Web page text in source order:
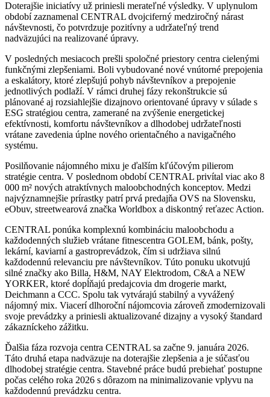
Doterajšie iniciatívy už priniesli merateľné výsledky. V uplynulom
období zaznamenal CENTRAL dvojciferný medziročný nárast
návštevnosti, čo potvrdzuje pozitívny a udržateľný trend
nadväzujúci na realizované úpravy.
V posledných mesiacoch prešli spoločné priestory centra cielenými
funkčnými zlepšeniami. Boli vybudované nové vnútorné prepojenia
a eskalátory, ktoré zlepšujú pohyb návštevníkov a prepojenie
jednotlivých podlaží. V rámci druhej fázy rekonštrukcie sú
plánované aj rozsiahlejšie dizajnovo orientované úpravy v súlade s
ESG stratégiou centra, zamerané na zvýšenie energetickej
efektívnosti, komfortu návštevníkov a dlhodobej udržateľnosti
vrátane zavedenia úplne nového orientačného a navigačného
systému.
Posilňovanie nájomného mixu je ďalším kľúčovým pilierom
stratégie centra. V poslednom období CENTRAL privítal viac ako 8
000 m² nových atraktívnych maloobchodných konceptov. Medzi
najvýznamnejšie prírastky patrí prvá predajňa OVS na Slovensku,
eObuv, streetwearová značka Worldbox a diskontný reťazec Action.
CENTRAL ponúka komplexnú kombináciu maloobchodu a
každodenných služieb vrátane fitnescentra GOLEM, bánk, pošty,
lekární, kaviarní a gastroprevádzok, čím si udržiava silnú
každodennú relevanciu pre návštevníkov. Túto ponuku ukotvujú
silné značky ako Billa, H&M, NAY Elektrodom, C&A a NEW
YORKER, ktoré dopĺňajú predajcovia dm drogerie markt,
Deichmann a CCC. Spolu tak vytvárajú stabilný a vyvážený
nájomný mix. Viacerí dlhoroční nájomcovia zároveň zmodernizovali
svoje prevádzky a priniesli aktualizované dizajny a vysoký štandard
zákazníckeho zážitku.
Ďalšia fáza rozvoja centra CENTRAL sa začne 9. januára 2026.
Táto druhá etapa nadväzuje na doterajšie zlepšenia a je súčasťou
dlhodobej stratégie centra. Stavebné práce budú prebiehať postupne
počas celého roka 2026 s dôrazom na minimalizovanie vplyvu na
každodennú prevádzku centra.